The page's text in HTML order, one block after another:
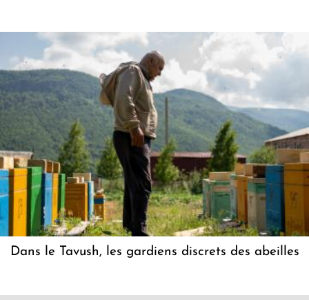
Dans le Tavush, les gardiens discrets des abeilles